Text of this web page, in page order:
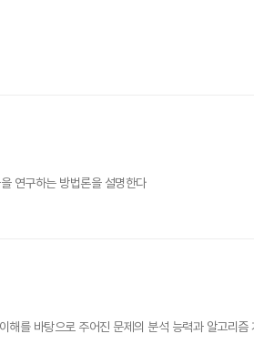
연구하는 방법론을 설명한다
를 바탕으로 주어진 문제의 분석 능력과 알고리